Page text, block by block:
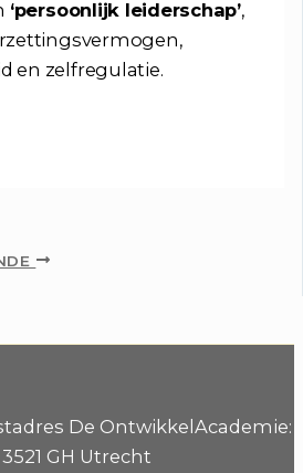
‘persoonlijk leiderschap’,
en zelfregulatie.
De OntwikkelAcademie:
GH Utrecht